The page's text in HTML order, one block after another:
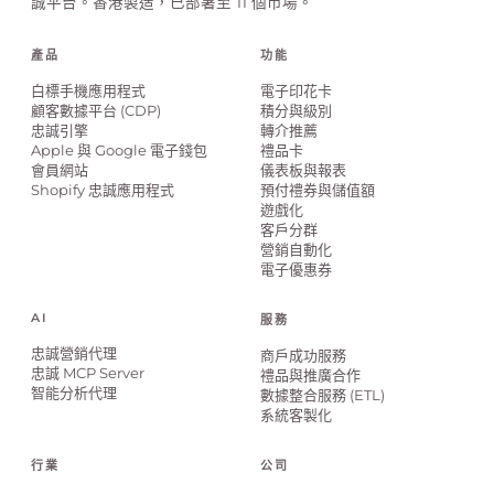
產品
白標手機應用程式
顧客數據平台 (CDP)
忠誠引擎
Apple 與 Google 電子錢包
會員網站
Shopify 忠誠應用程式
功能
電子印花卡
積分與級別
轉介推薦
禮品卡
儀表板與報表
預付禮券與儲值額
遊戲化
客戶分群
營銷自動化
電子優惠券
AI
忠誠營銷代理
忠誠 MCP Server
智能分析代理
服務
商戶成功服務
禮品與推廣合作
數據整合服務 (ETL)
系統客製化
行業 公司